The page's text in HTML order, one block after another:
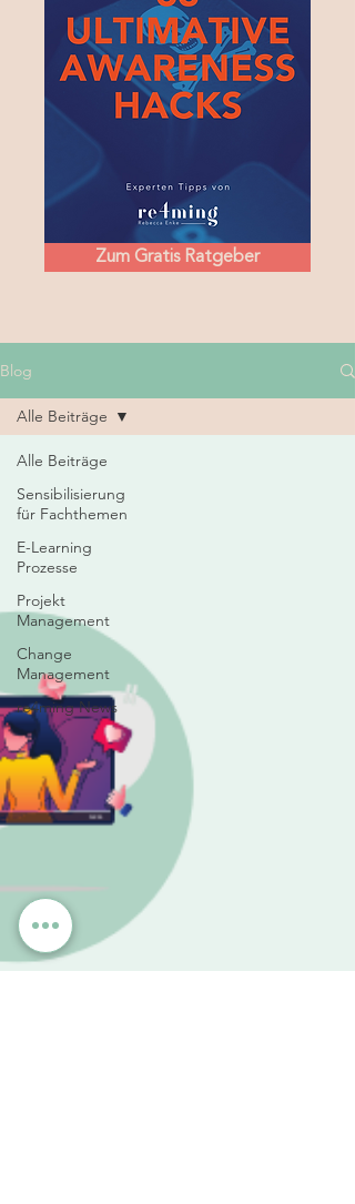
Zum Gratis Ratgeber
Blog
Alle Beiträge
Sensibilisierung
für Fachthemen
E-Learning
Prozesse
Projekt
Management
Change
Management
re4ming News
Alle Beiträge